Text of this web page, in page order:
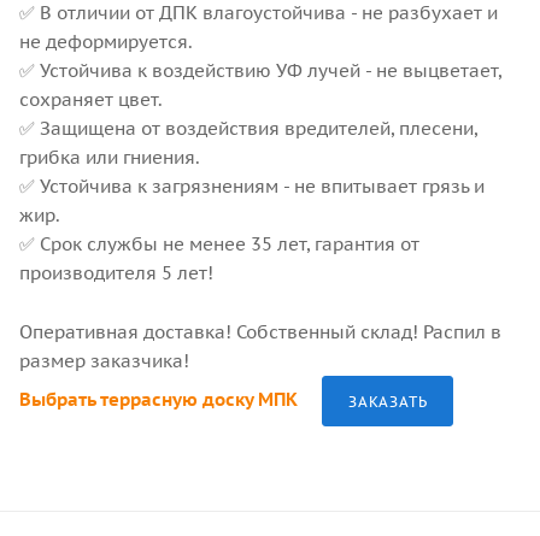
✅ В отличии от ДПК влагоустойчива - не разбухает и
не деформируется.
✅ Устойчива к воздействию УФ лучей - не выцветает,
сохраняет цвет.
✅ Защищена от воздействия вредителей, плесени,
грибка или гниения.
✅ Устойчива к загрязнениям - не впитывает грязь и
жир.
✅ Срок службы не менее 35 лет, гарантия от
производителя 5 лет!
Оперативная доставка! Собственный склад! Распил в
размер заказчика!
Выбрать террасную доску МПК
ЗАКАЗАТЬ